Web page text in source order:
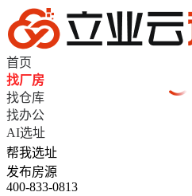
首页
找厂房
找仓库
找办公
AI选址
帮我选址
发布房源
400-833-0813